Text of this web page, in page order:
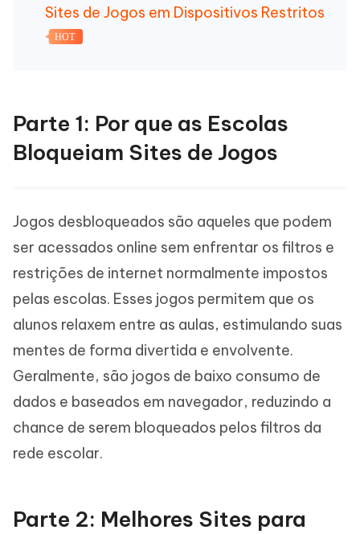
Sites de Jogos em Dispositivos Restritos
HOT
Parte 1: Por que as Escolas
Bloqueiam Sites de Jogos
Jogos desbloqueados são aqueles que podem
ser acessados online sem enfrentar os filtros e
restrições de internet normalmente impostos
pelas escolas. Esses jogos permitem que os
alunos relaxem entre as aulas, estimulando suas
mentes de forma divertida e envolvente.
Geralmente, são jogos de baixo consumo de
dados e baseados em navegador, reduzindo a
chance de serem bloqueados pelos filtros da
rede escolar.
Parte 2: Melhores Sites para